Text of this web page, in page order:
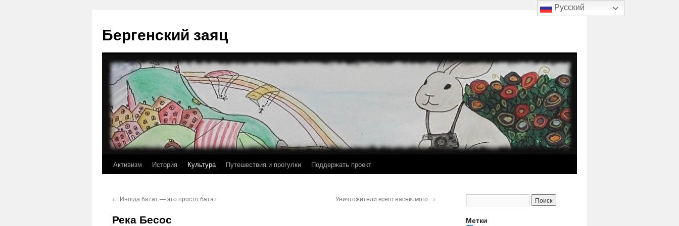
содержимому
Бергенский заяц
Активизм История Культура Путешествия и прогулки Поддержать проект
← Иногда батат — это просто батат Уничтожители всего насекомого →
Река Бесос Метки
Русский